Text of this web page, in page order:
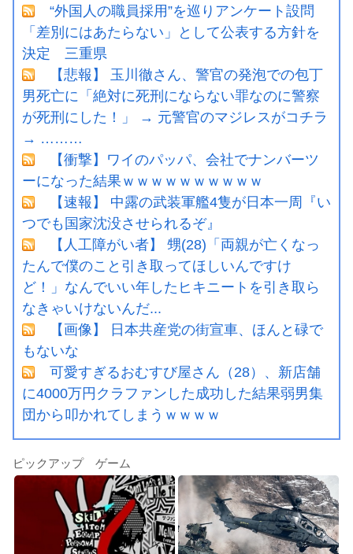
“外国人の職員採用”を巡りアンケート設問
「差別にはあたらない」として公表する方針を
決定 三重県
【悲報】 玉川徹さん、警官の発泡での包丁
男死亡に「絶対に死刑にならない罪なのに警察
が死刑にした！」 → 元警官のマジレスがコチラ
→ ………
【衝撃】ワイのパッパ、会社でナンバーツ
ーになった結果ｗｗｗｗｗｗｗｗｗｗ
【速報】 中露の武装軍艦4隻が日本一周『い
つでも国家沈没させられるぞ』
【人工障がい者】 甥(28)「両親が亡くなっ
たんで僕のこと引き取ってほしいんですけ
ど！」なんでいい年したヒキニートを引き取ら
なきゃいけないんだ...
【画像】 日本共産党の街宣車、ほんと碌で
もないな
可愛すぎるおむすび屋さん（28）、新店舗
に4000万円クラファンした成功した結果弱男集
団から叩かれてしまうｗｗｗｗ
ピックアップ ゲーム